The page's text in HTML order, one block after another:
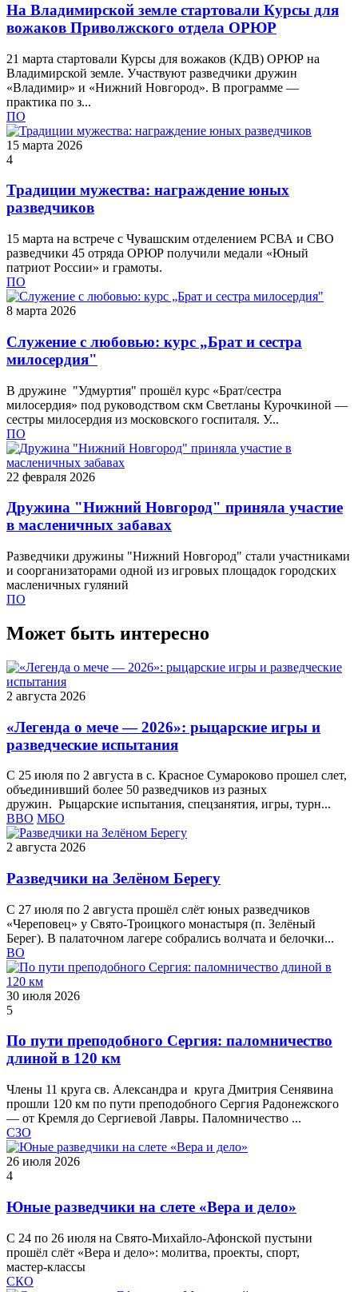
На Владимирской земле стартовали Курсы для
вожаков Приволжского отдела ОРЮР
21 марта стартовали Курсы для вожаков (КДВ) ОРЮР на
Владимирской земле. Участвуют разведчики дружин
«Владимир» и «Нижний Новгород». В программе —
практика по з...
ПО
15 марта 2026
4
Традиции мужества: награждение юных
разведчиков
15 марта на встрече с Чувашским отделением РСВА и СВО
разведчики 45 отряда ОРЮР получили медали «Юный
патриот России» и грамоты.
ПО
8 марта 2026
Служение с любовью: курс „Брат и сестра
милосердия"
В дружине "Удмуртия" прошёл курс «Брат/сестра
милосердия» под руководством скм Светланы Курочкиной —
сестры милосердия из московского госпиталя. У...
ПО
22 февраля 2026
Дружина "Нижний Новгород" приняла участие
в масленичных забавах
Разведчики дружины "Нижний Новгород" стали участниками
и соорганизаторами одной из игровых площадок городских
масленичных гуляний
ПО
Может быть интересно
2 августа 2026
«Легенда о мече — 2026»: рыцарские игры и
разведческие испытания
С 25 июля по 2 августа в с. Красное Сумароково прошел слет,
объединивший более 50 разведчиков из разных
дружин. Рыцарские испытания, спецзанятия, игры, турн...
ВВО МБО
2 августа 2026
Разведчики на Зелёном Берегу
С 27 июля по 2 августа прошёл слёт юных разведчиков
«Череповец» у Свято-Троицкого монастыря (п. Зелёный
Берег). В палаточном лагере собрались волчата и белочки...
ВО
30 июля 2026
5
По пути преподобного Сергия: паломничество
длиной в 120 км
Члены 11 круга св. Александра и круга Дмитрия Сенявина
прошли 120 км по пути преподобного Сергия Радонежского
— от Кремля до Сергиевой Лавры. Паломничество ...
СЗО
26 июля 2026
4
Юные разведчики на слете «Вера и дело»
С 24 по 26 июля на Свято‑Михайло‑Афонской пустыни
прошёл слёт «Вера и дело»: молитва, проекты, спорт,
мастер‑классы
СКО